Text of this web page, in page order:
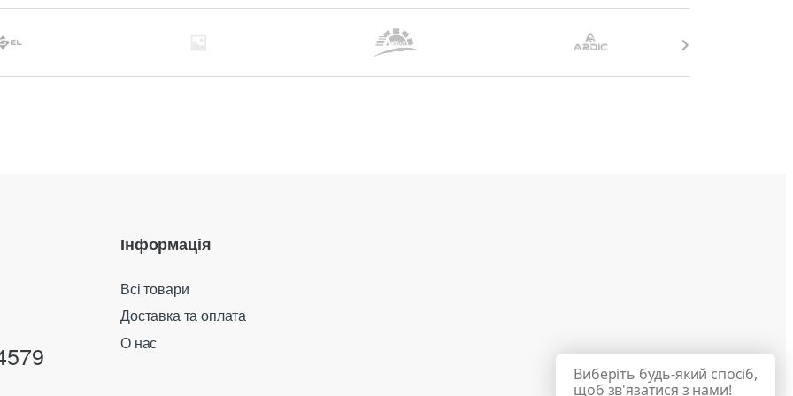
Інформація
Всі товари
Доставка та оплата
О нас
Виберіть будь-який спосіб,
щоб зв'язатися з нами!